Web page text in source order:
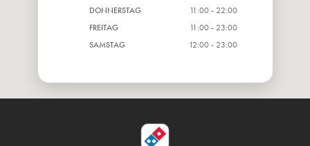
DONNERSTAG
11:00 - 22:00
FREITAG
11:00 - 23:00
SAMSTAG
12:00 - 23:00